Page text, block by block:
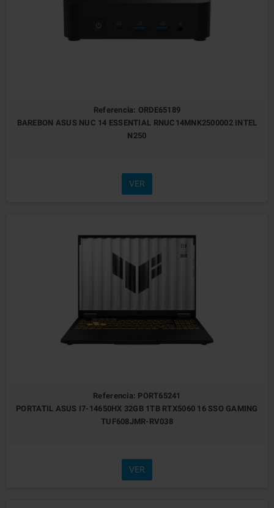
Referencia: ORDE65189
BAREBON ASUS NUC 14 ESSENTIAL RNUC14MNK2500002 INTEL
N250
VER
Referencia: PORT65241
PORTATIL ASUS I7-14650HX 32GB 1TB RTX5060 16 SSO GAMING
TUF608JMR-RV038
VER